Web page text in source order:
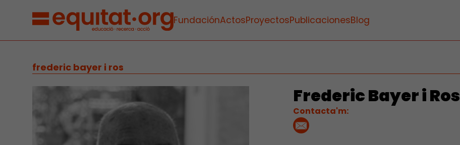
FundaciónActosProyectosPublicacionesBlog
frederic bayer i ros
Frederic Bayer i Ros
Contacta'm: